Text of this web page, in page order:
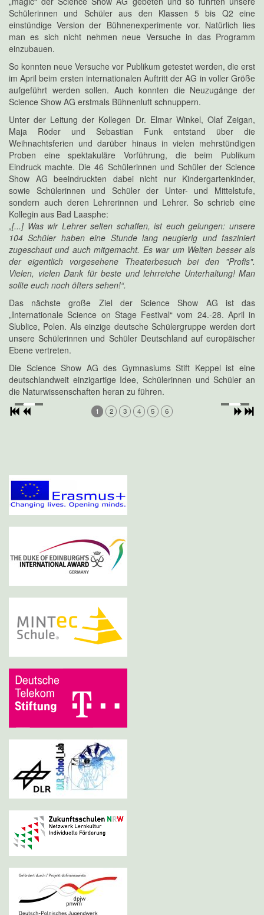
Schülerinnen und Schüler aus den Klassen 5 bis Q2 eine
einstündige Version der Bühnenexperimente vor. Natürlich lies
man es sich nicht nehmen neue Versuche in das Programm
einzubauen.
So konnten neue Versuche vor Publikum getestet werden, die erst
im April beim ersten internationalen Auftritt der AG in voller Größe
aufgeführt werden sollen. Auch konnten die Neuzugänge der
Science Show AG erstmals Bühnenluft schnuppern.
Unter der Leitung der Kollegen Dr. Elmar Winkel, Olaf Zeigan,
Maja Röder und Sebastian Funk entstand über die
Weihnachtsferien und darüber hinaus in vielen mehrstündigen
Proben eine spektakuläre Vorführung, die beim Publikum
Eindruck machte. Die 46 Schülerinnen und Schüler der Science
Show AG beeindruckten dabei nicht nur Kindergartenkinder,
sowie Schülerinnen und Schüler der Unter- und Mittelstufe,
sondern auch deren Lehrerinnen und Lehrer. So schrieb eine
Kollegin aus Bad Laasphe:
„[...] Was wir Lehrer selten schaffen, ist euch gelungen: unsere
104 Schüler haben eine Stunde lang neugierig und fasziniert
zugeschaut und auch mitgemacht. Es war um Welten besser als
der eigentlich vorgesehene Theaterbesuch bei den "Profis".
Vielen, vielen Dank für beste und lehrreiche Unterhaltung! Man
sollte euch noch öfters sehen!“.
Das nächste große Ziel der Science Show AG ist das
„Internationale Science on Stage Festival“ vom 24.-28. April in
Slublice, Polen. Als einzige deutsche Schülergruppe werden dort
unsere Schülerinnen und Schüler Deutschland auf europäischer
Ebene vertreten.
Die Science Show AG des Gymnasiums Stift Keppel ist eine
deutschlandweit einzigartige Idee, Schülerinnen und Schüler an
die Naturwissenschaften heran zu führen.
1 2 3 4 5 6